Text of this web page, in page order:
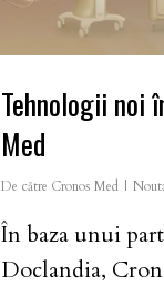
Tehnologii noi
Med
De către Cronos Med
În baza unui
Doclandia,